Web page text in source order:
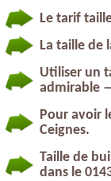
Le tarif
La taille de
Utiliser un
admirable
Pour avoir
Ceignes.
Taille de
dans le